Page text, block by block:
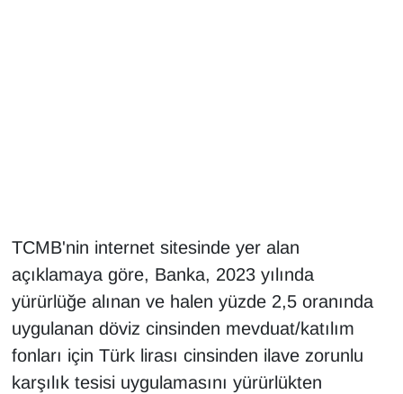
TCMB'nin internet sitesinde yer alan
açıklamaya göre, Banka, 2023 yılında
yürürlüğe alınan ve halen yüzde 2,5 oranında
uygulanan döviz cinsinden mevduat/katılım
fonları için Türk lirası cinsinden ilave zorunlu
karşılık tesisi uygulamasını yürürlükten
Kadın
Kamu Alımları
Kim Kimdir?